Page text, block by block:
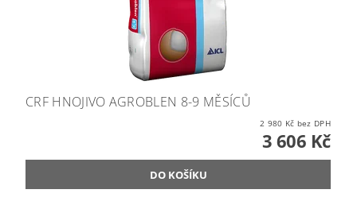
CRF HNOJIVO AGROBLEN 8-9 MĚSÍCŮ
2 980 Kč bez DPH
3 606 Kč